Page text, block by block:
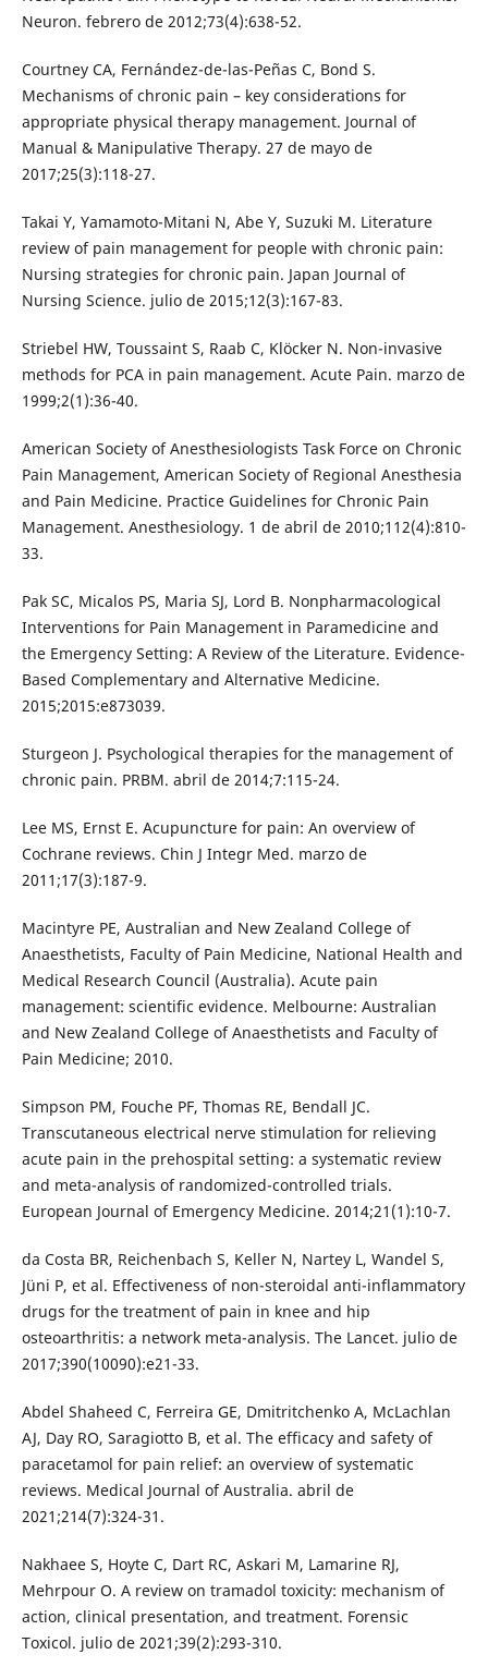
Neuron. febrero de 2012;73(4):638-52.
Courtney CA, Fernández-de-las-Peñas C, Bond S.
Mechanisms of chronic pain – key considerations for
appropriate physical therapy management. Journal of
Manual & Manipulative Therapy. 27 de mayo de
2017;25(3):118-27.
Takai Y, Yamamoto-Mitani N, Abe Y, Suzuki M. Literature
review of pain management for people with chronic pain:
Nursing strategies for chronic pain. Japan Journal of
Nursing Science. julio de 2015;12(3):167-83.
Striebel HW, Toussaint S, Raab C, Klöcker N. Non-invasive
methods for PCA in pain management. Acute Pain. marzo de
1999;2(1):36-40.
American Society of Anesthesiologists Task Force on Chronic
Pain Management, American Society of Regional Anesthesia
and Pain Medicine. Practice Guidelines for Chronic Pain
Management. Anesthesiology. 1 de abril de 2010;112(4):810-
33.
Pak SC, Micalos PS, Maria SJ, Lord B. Nonpharmacological
Interventions for Pain Management in Paramedicine and
the Emergency Setting: A Review of the Literature. Evidence-
Based Complementary and Alternative Medicine.
2015;2015:e873039.
Sturgeon J. Psychological therapies for the management of
chronic pain. PRBM. abril de 2014;7:115-24.
Lee MS, Ernst E. Acupuncture for pain: An overview of
Cochrane reviews. Chin J Integr Med. marzo de
2011;17(3):187-9.
Macintyre PE, Australian and New Zealand College of
Anaesthetists, Faculty of Pain Medicine, National Health and
Medical Research Council (Australia). Acute pain
management: scientific evidence. Melbourne: Australian
and New Zealand College of Anaesthetists and Faculty of
Pain Medicine; 2010.
Simpson PM, Fouche PF, Thomas RE, Bendall JC.
Transcutaneous electrical nerve stimulation for relieving
acute pain in the prehospital setting: a systematic review
and meta-analysis of randomized-controlled trials.
European Journal of Emergency Medicine. 2014;21(1):10-7.
da Costa BR, Reichenbach S, Keller N, Nartey L, Wandel S,
Jüni P, et al. Effectiveness of non-steroidal anti-inflammatory
drugs for the treatment of pain in knee and hip
osteoarthritis: a network meta-analysis. The Lancet. julio de
2017;390(10090):e21-33.
Abdel Shaheed C, Ferreira GE, Dmitritchenko A, McLachlan
AJ, Day RO, Saragiotto B, et al. The efficacy and safety of
paracetamol for pain relief: an overview of systematic
reviews. Medical Journal of Australia. abril de
2021;214(7):324-31.
Nakhaee S, Hoyte C, Dart RC, Askari M, Lamarine RJ,
Mehrpour O. A review on tramadol toxicity: mechanism of
action, clinical presentation, and treatment. Forensic
Toxicol. julio de 2021;39(2):293-310.